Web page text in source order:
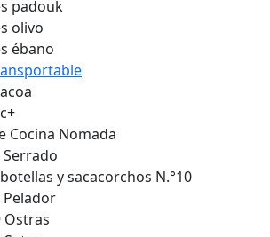
padouk
olivo
ébano
Cocina Nomada
Serrado
y sacacorchos N.°10
Pelador
Ostras